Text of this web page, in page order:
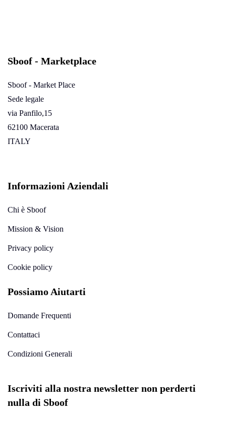
Sboof - Marketplace
Sboof - Market Place
Sede legale
via Panfilo,15
62100 Macerata
ITALY
Informazioni Aziendali
Chi è Sboof
Mission & Vision
Privacy policy
Cookie policy
Possiamo Aiutarti
Domande Frequenti
Contattaci
Condizioni Generali
Iscriviti alla nostra newsletter non perderti
nulla di Sboof